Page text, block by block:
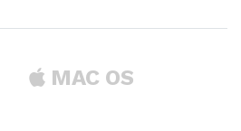
MAC OS